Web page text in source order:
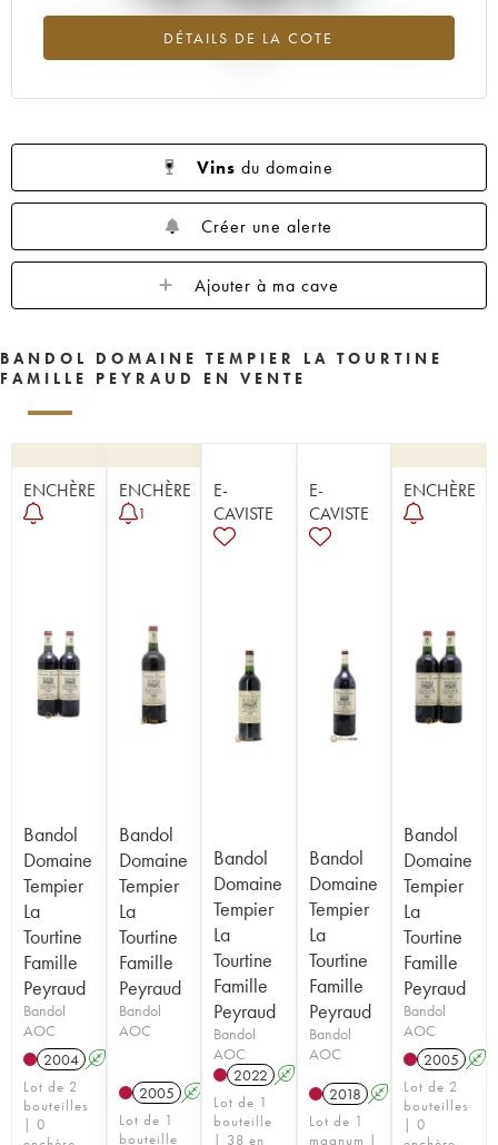
DÉTAILS DE LA COTE
Tendance à la hausse du millésime 1998 en 2026 par rapport à
Vins du domaine
Créer une alerte
Ajouter à ma cave
BANDOL DOMAINE TEMPIER LA TOURTINE
FAMILLE PEYRAUD EN VENTE
ENCHÈRE
Bandol
Domaine
Tempier
La
Tourtine
Famille
Peyraud
Bandol
AOC
2004 A
Lot de 2
bouteilles
| 0
ENCHÈRE
1
Bandol
Domaine
Tempier
La
Tourtine
Famille
Peyraud
Bandol
AOC
2005 A
Lot de 1
bouteille
E-
CAVISTE
Bandol
Domaine
Tempier
La
Tourtine
Famille
Peyraud
Bandol
AOC
2022 A
Lot de 1
bouteille
| 38 en
E-
CAVISTE
Bandol
Domaine
Tempier
La
Tourtine
Famille
Peyraud
Bandol
AOC
2018 A
Lot de 1
magnum |
ENCHÈRE
Bandol
Domaine
Tempier
La
Tourtine
Famille
Peyraud
Bandol
AOC
2005 A
Lot de 2
bouteilles
| 0